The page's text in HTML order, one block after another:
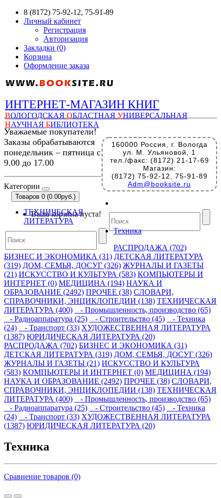
8 (8172) 75-92-12, 75-91-89
Личный кабинет
Регистрация
Авторизация
Закладки (0)
Корзина
Оформление заказа
ИНТЕРНЕТ-МАГАЗИН КНИГ
ВОЛОГОДСКАЯ ОБЛАСТНАЯ УНИВЕРСАЛЬНАЯ
НАУЧНАЯ БИБЛИОТЕКА
160000 Россия, г. Вологда
ул. М. Ульяновой, 1
тел./факс: (8172) 21-17-69
Магазин:
(8172) 75-92-12, 75-91-89
Adm@booksite.ru
Уважаемые покупатели!
Заказы обрабатываются
понедельник – пятница с
9.00 до 17.00
Категории
Товаров 0 (0.00руб.)
Ваша корзина пуста!
ТЕХНИЧЕСКАЯ
ЛИТЕРАТУРА
Техника
РАСПРОДАЖА (702)
БИЗНЕС И ЭКОНОМИКА (31) ДЕТСКАЯ ЛИТЕРАТУРА
(319) ДОМ, СЕМЬЯ, ДОСУГ (326) ЖУРНАЛЫ И ГАЗЕТЫ
(21) ИСКУССТВО И КУЛЬТУРА (583) КОМПЬЮТЕРЫ И
ИНТЕРНЕТ (0) МЕДИЦИНА (194) НАУКА И
ОБРАЗОВАНИЕ (2492) ПРОЧЕЕ (38) СЛОВАРИ,
СПРАВОЧНИКИ, ЭНЦИКЛОПЕДИИ (138) ТЕХНИЧЕСКАЯ
ЛИТЕРАТУРА (400)
- Промышленность, производство (65)
- Радиоаппаратура (25)
- Строительство (45)
- Техника
(24)
- Транспорт (33) ХУДОЖЕСТВЕННАЯ ЛИТЕРАТУРА
(1387) ЮРИДИЧЕСКАЯ ЛИТЕРАТУРА (20)
РАСПРОДАЖА (702) БИЗНЕС И ЭКОНОМИКА (31)
ДЕТСКАЯ ЛИТЕРАТУРА (319) ДОМ, СЕМЬЯ, ДОСУГ (326)
ЖУРНАЛЫ И ГАЗЕТЫ (21) ИСКУССТВО И КУЛЬТУРА
(583) КОМПЬЮТЕРЫ И ИНТЕРНЕТ (0) МЕДИЦИНА (194)
НАУКА И ОБРАЗОВАНИЕ (2492) ПРОЧЕЕ (38) СЛОВАРИ,
СПРАВОЧНИКИ, ЭНЦИКЛОПЕДИИ (138) ТЕХНИЧЕСКАЯ
ЛИТЕРАТУРА (400)
- Промышленность, производство (65)
- Радиоаппаратура (25)
- Строительство (45)
- Техника
(24)
- Транспорт (33) ХУДОЖЕСТВЕННАЯ ЛИТЕРАТУРА
(1387) ЮРИДИЧЕСКАЯ ЛИТЕРАТУРА (20)
Техника
Сравнение товаров (0)